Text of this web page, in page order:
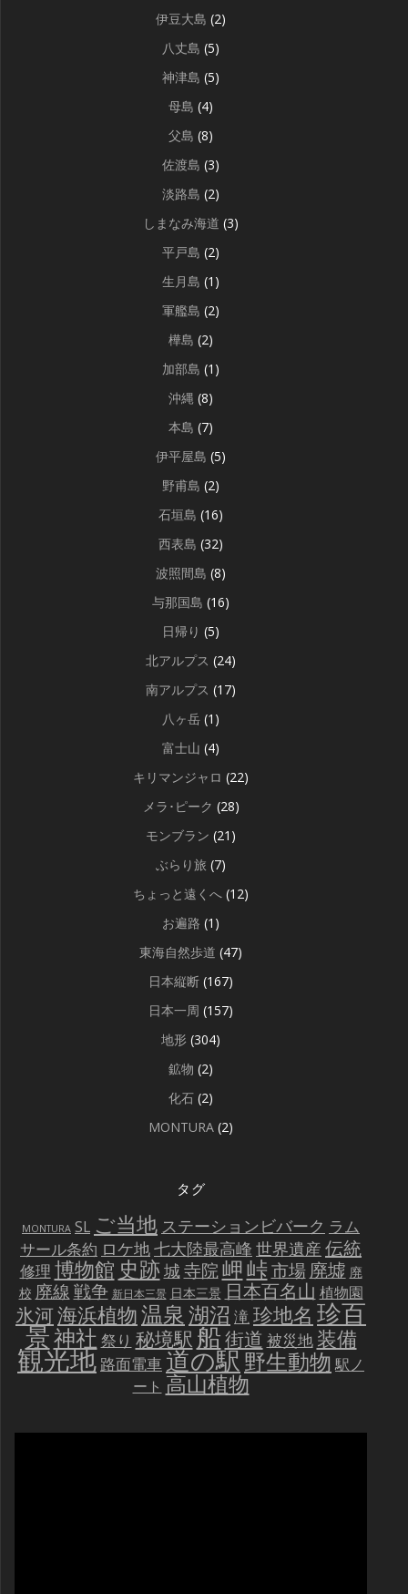
伊豆大島 (2)
八丈島 (5)
神津島 (5)
母島 (4)
父島 (8)
佐渡島 (3)
淡路島 (2)
しまなみ海道 (3)
平戸島 (2)
生月島 (1)
軍艦島 (2)
樺島 (2)
加部島 (1)
沖縄 (8)
本島 (7)
伊平屋島 (5)
野甫島 (2)
石垣島 (16)
西表島 (32)
波照間島 (8)
与那国島 (16)
日帰り (5)
北アルプス (24)
南アルプス (17)
八ヶ岳 (1)
富士山 (4)
キリマンジャロ (22)
メラ･ピーク (28)
モンブラン (21)
ぶらり旅 (7)
ちょっと遠くへ (12)
お遍路 (1)
東海自然歩道 (47)
日本縦断 (167)
日本一周 (157)
地形 (304)
鉱物 (2)
化石 (2)
MONTURA (2)
タグ
MONTURA SL ご当地 ステーションビバーク ラム
サール条約 ロケ地七大陸最高峰 世界遺産 伝統
修理 博物館 史跡城寺院岬峠市場 廃墟 廃
校 廃線戦争 新日本三景 日本三景 日本百名山 植物園
氷河海浜植物温泉湖沼 滝珍地名 珍百
景神社 祭り 秘境駅船街道 被災地 装備
観光地 路面電車道の駅野生動物 駅ノ
ート 高山植物